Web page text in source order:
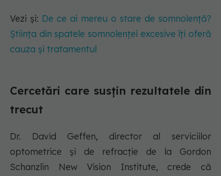
Vezi și: De ce ai mereu o stare de somnolență?
Știința din spatele somnolenței excesive îți oferă
cauza și tratamentul
Cercetări care susțin rezultatele din
trecut
Dr. David Geffen, director al serviciilor
optometrice și de refracție de la Gordon
Schanzlin New Vision Institute, crede că